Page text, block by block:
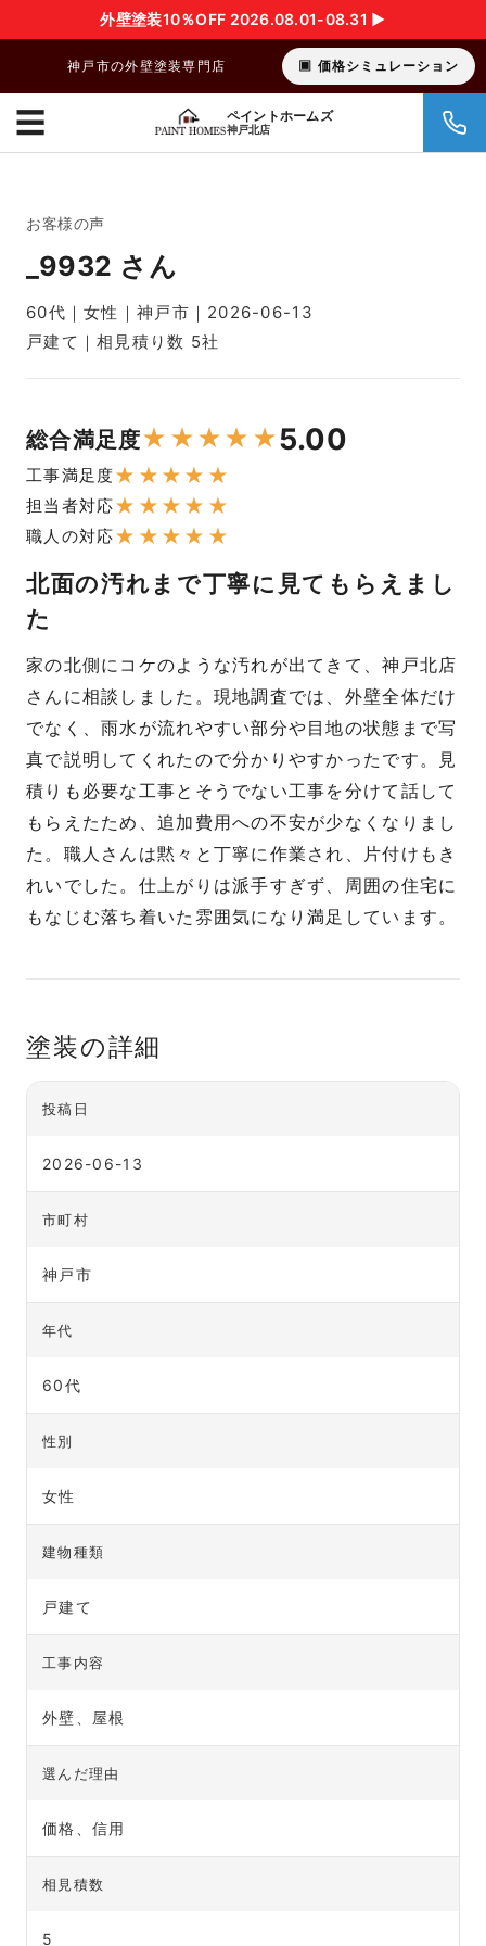
外壁塗装10％OFF 2026.08.01-08.31 ▶︎
神戸市の外壁塗装専門店 価格シミュレーション
ペイントホームズ
神戸北店
☰
お客様の声
_9932 さん
60代｜女性｜神戸市｜2026-06-13
戸建て｜相見積り数 5社
総合満足度★ ★★★ ★5.00
工事満足度★ ★ ★ ★ ★
担当者対応★ ★ ★ ★ ★
職人の対応★ ★ ★ ★ ★
北面の汚れまで丁寧に見てもらえまし
た
家の北側にコケのような汚れが出てきて、神戸北店
さんに相談しました。現地調査では、外壁全体だけ
でなく、雨水が流れやすい部分や目地の状態まで写
真で説明してくれたので分かりやすかったです。見
積りも必要な工事とそうでない工事を分けて話して
もらえたため、追加費用への不安が少なくなりまし
た。職人さんは黙々と丁寧に作業され、片付けもき
れいでした。仕上がりは派手すぎず、周囲の住宅に
もなじむ落ち着いた雰囲気になり満足しています。
塗装の詳細
投稿日
2026-06-13
市町村
神戸市
年代
60代
性別
女性
建物種類
戸建て
工事内容
外壁、屋根
選んだ理由
価格、信用
相見積数
5